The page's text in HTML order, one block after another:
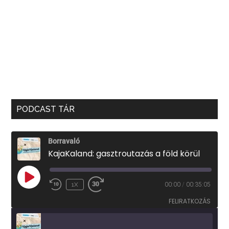
PODCAST TÁR
Borravaló
KajaKaland: gasztroutazás a föld körül
PLAY
EPISODE
1X 00:00 / 00:35:05
FELIRATKOZÁS